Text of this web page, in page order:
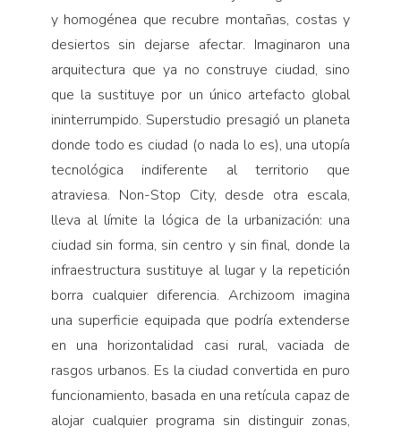
y homogénea que recubre montañas, costas y
desiertos sin dejarse afectar. Imaginaron una
arquitectura que ya no construye ciudad, sino
que la sustituye por un único artefacto global
ininterrumpido. Superstudio presagió un planeta
donde todo es ciudad (o nada lo es), una utopía
tecnológica indiferente al territorio que
atraviesa. Non-Stop City, desde otra escala,
lleva al límite la lógica de la urbanización: una
ciudad sin forma, sin centro y sin final, donde la
infraestructura sustituye al lugar y la repetición
borra cualquier diferencia. Archizoom imagina
una superficie equipada que podría extenderse
en una horizontalidad casi rural, vaciada de
rasgos urbanos. Es la ciudad convertida en puro
funcionamiento, basada en una retícula capaz de
alojar cualquier programa sin distinguir zonas,